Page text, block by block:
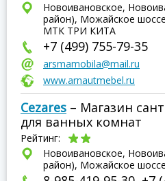
Новоивановское,
район), Можайское
МТК ТРИ КИТА
+7 (499) 755-79-35
arsmamobila@mail.ru
www.arnautmebel.ru
Cezares – Магазин
для ванных комнат
Рейтинг:
Новоивановское,
район), Можайское